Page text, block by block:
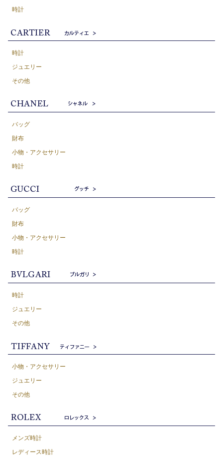
時計
時計
ジュエリー
その他
バッグ
財布
小物・アクセサリー
時計
バッグ
財布
小物・アクセサリー
時計
時計
ジュエリー
その他
小物・アクセサリー
ジュエリー
その他
メンズ時計
レディース時計